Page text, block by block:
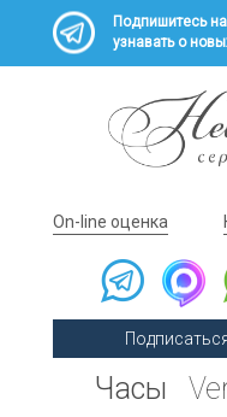
Подпишитесь
узнавать о
On-line оценка
Часы